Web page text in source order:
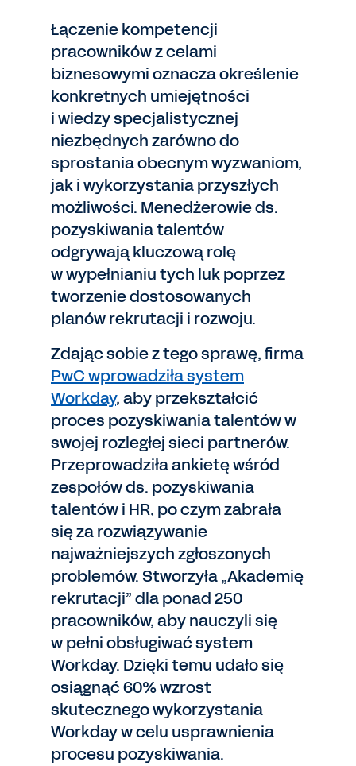
Łączenie kompetencji
pracowników z celami
biznesowymi oznacza określenie
konkretnych umiejętności
i wiedzy specjalistycznej
niezbędnych zarówno do
sprostania obecnym wyzwaniom,
jak i wykorzystania przyszłych
możliwości. Menedżerowie ds.
pozyskiwania talentów
odgrywają kluczową rolę
w wypełnianiu tych luk poprzez
tworzenie dostosowanych
planów rekrutacji i rozwoju.
Zdając sobie z tego sprawę, firma
PwC wprowadziła system
Workday, aby przekształcić
proces pozyskiwania talentów w
swojej rozległej sieci partnerów.
Przeprowadziła ankietę wśród
zespołów ds. pozyskiwania
talentów i HR, po czym zabrała
się za rozwiązywanie
najważniejszych zgłoszonych
problemów. Stworzyła „Akademię
rekrutacji” dla ponad 250
pracowników, aby nauczyli się
w pełni obsługiwać system
Workday. Dzięki temu udało się
osiągnąć 60% wzrost
skutecznego wykorzystania
Workday w celu usprawnienia
procesu pozyskiwania.